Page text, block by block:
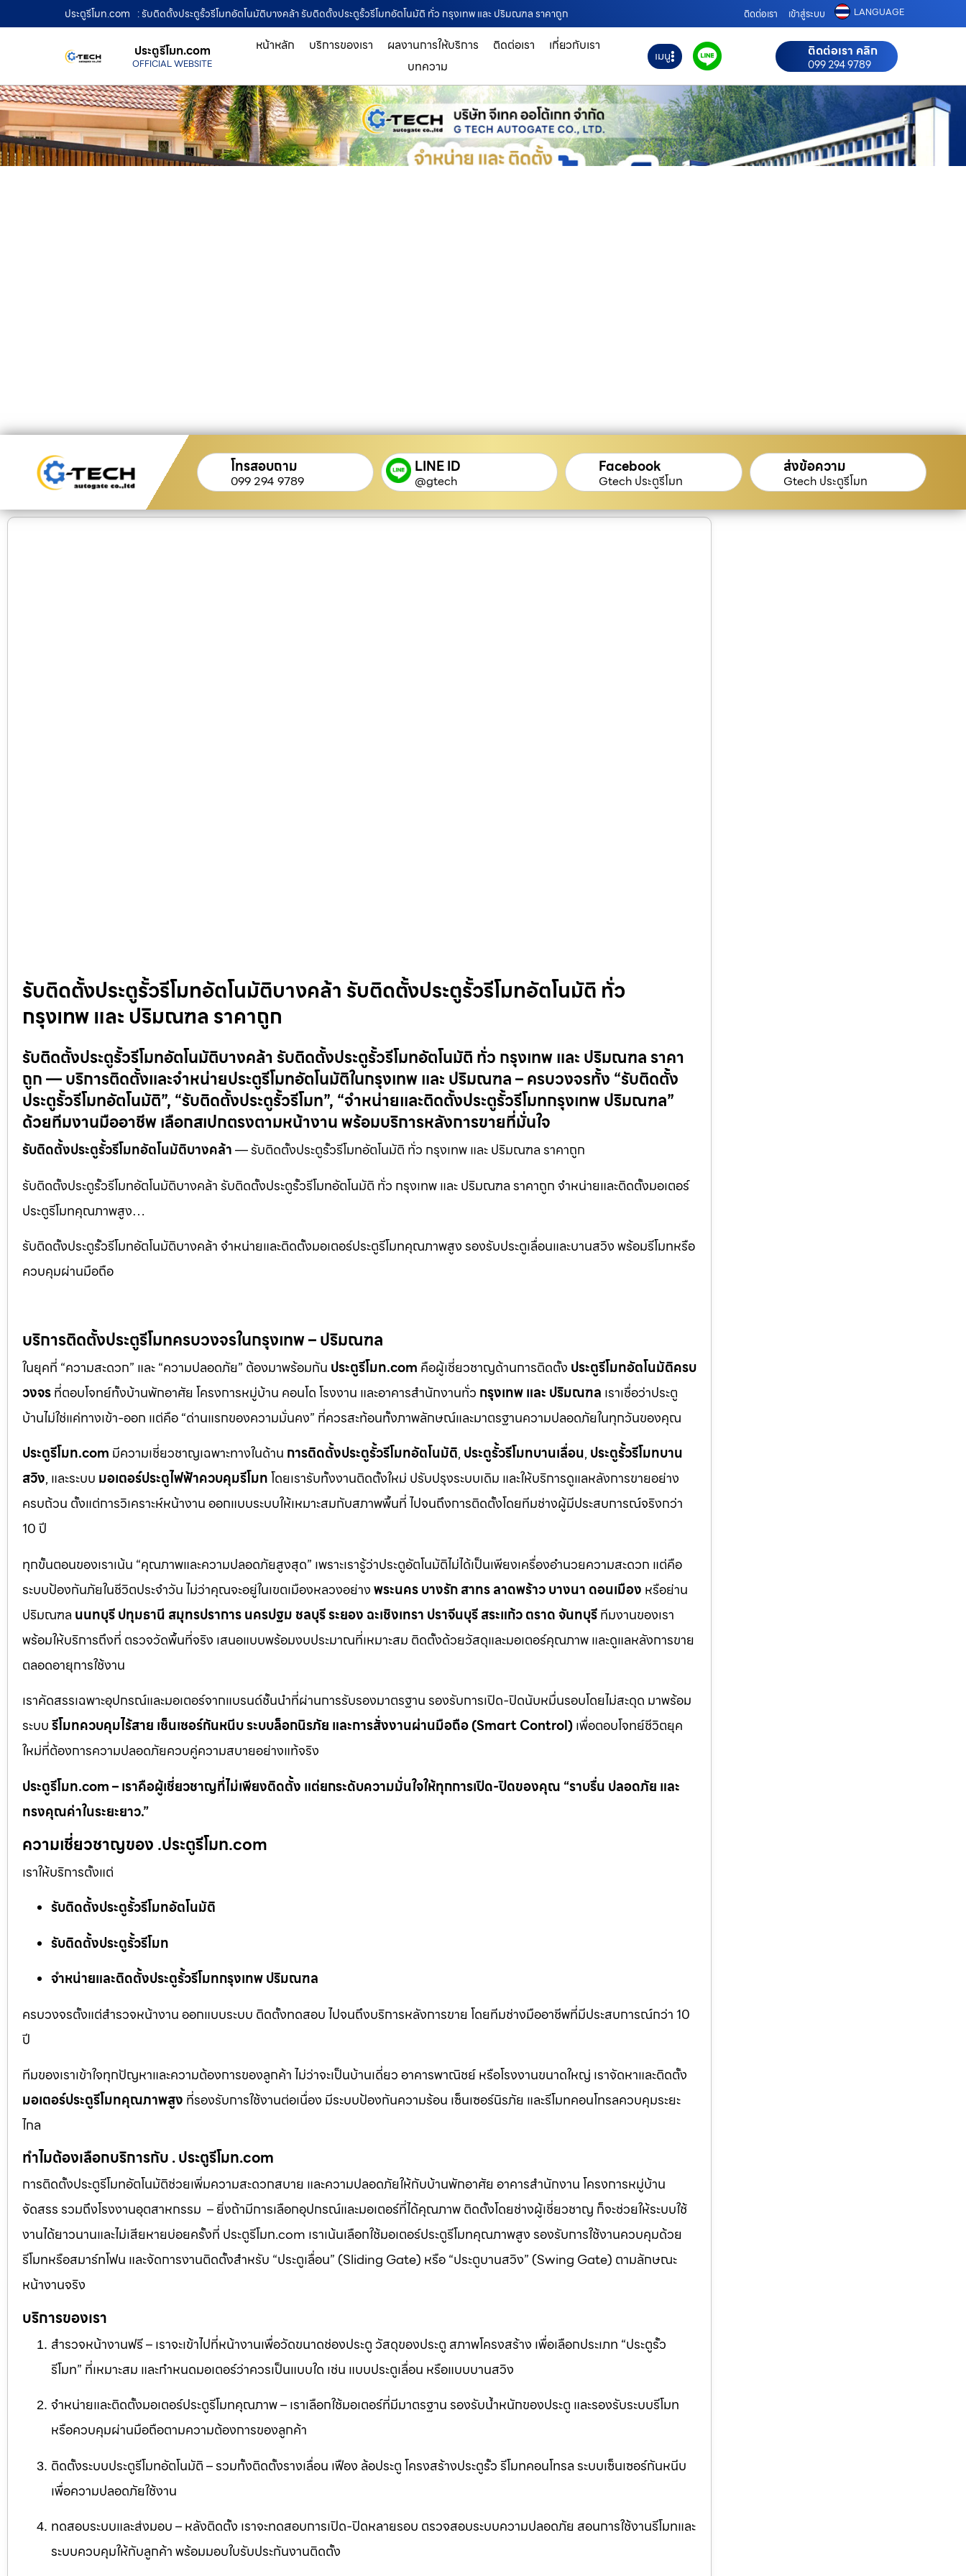
ประตูรีโมท.com : รับติดตั้งประตูรั้วรีโมทอัตโนมัติบางคล้า รับติดตั้งประตูรั้วรีโมทอัตโนมัติ ทั่ว กรุงเทพ และ ปริมณฑล ราคาถูก ติดต่อเรา เข้าสู่ระบบ LANGUAGE
ประตูรีโมท.com
OFFICIAL WEBSITE
หน้าหลัก บริการของเรา ผลงานการให้บริการ ติดต่อเรา
เกี่ยวกับเรา
บทความ
เมนู ติดต่อเรา คลิก
099 294 9789
โทรสอบถาม
099 294 9789
LINE ID
@gtech
Facebook
Gtech ประตูรีโมท
ส่งข้อความ
Gtech ประตูรีโมท
รับติดตั้งประตูรั้วรีโมทอัตโนมัติบางคล้า รับติดตั้งประตูรั้วรีโมทอัตโนมัติ ทั่ว
กรุงเทพ และ ปริมณฑล ราคาถูก
รับติดตั้งประตูรั้วรีโมทอัตโนมัติบางคล้า รับติดตั้งประตูรั้วรีโมทอัตโนมัติ ทั่ว กรุงเทพ และ ปริมณฑล ราคา
ถูก — บริการติดตั้งและจำหน่ายประตูรีโมทอัตโนมัติในกรุงเทพ และ ปริมณฑล – ครบวงจรทั้ง “รับติดตั้ง
ประตูรั้วรีโมทอัตโนมัติ”, “รับติดตั้งประตูรั้วรีโมท”, “จำหน่ายและติดตั้งประตูรั้วรีโมทกรุงเทพ ปริมณฑล”
ด้วยทีมงานมืออาชีพ เลือกสเปกตรงตามหน้างาน พร้อมบริการหลังการขายที่มั่นใจ
รับติดตั้งประตูรั้วรีโมทอัตโนมัติบางคล้า— รับติดตั้งประตูรั้วรีโมทอัตโนมัติ ทั่ว กรุงเทพ และ ปริมณฑล ราคาถูก
รับติดตั้งประตูรั้วรีโมทอัตโนมัติบางคล้า รับติดตั้งประตูรั้วรีโมทอัตโนมัติ ทั่ว กรุงเทพ และ ปริมณฑล ราคาถูก จำหน่ายและติดตั้งมอเตอร์
ประตูรีโมทคุณภาพสูง…
รับติดตั้งประตูรั้วรีโมทอัตโนมัติบางคล้า จำหน่ายและติดตั้งมอเตอร์ประตูรีโมทคุณภาพสูง รองรับประตูเลื่อนและบานสวิง พร้อมรีโมทหรือ
ควบคุมผ่านมือถือ
บริการติดตั้งประตูรีโมทครบวงจรในกรุงเทพ – ปริมณฑล
ในยุคที่ “ความสะดวก” และ “ความปลอดภัย” ต้องมาพร้อมกัน ประตูรีโมท.com คือผู้เชี่ยวชาญด้านการติดตั้ง ประตูรีโมทอัตโนมัติครบ
วงจรที่ตอบโจทย์ทั้งบ้านพักอาศัย โครงการหมู่บ้าน คอนโด โรงงาน และอาคารสำนักงานทั่ว กรุงเทพ และ ปริมณฑล เราเชื่อว่าประตู
บ้านไม่ใช่แค่ทางเข้า-ออก แต่คือ “ด่านแรกของความมั่นคง” ที่ควรสะท้อนทั้งภาพลักษณ์และมาตรฐานความปลอดภัยในทุกวันของคุณ
ประตูรีโมท.com มีความเชี่ยวชาญเฉพาะทางในด้าน การติดตั้งประตูรั้วรีโมทอัตโนมัติ, ประตูรั้วรีโมทบานเลื่อน, ประตูรั้วรีโมทบาน
สวิง, และระบบ มอเตอร์ประตูไฟฟ้าควบคุมรีโมทโดยเรารับทั้งงานติดตั้งใหม่ ปรับปรุงระบบเดิม และให้บริการดูแลหลังการขายอย่าง
ครบถ้วน ตั้งแต่การวิเคราะห์หน้างาน ออกแบบระบบให้เหมาะสมกับสภาพพื้นที่ ไปจนถึงการติดตั้งโดยทีมช่างผู้มีประสบการณ์จริงกว่า
10 ปี
ทุกขั้นตอนของเราเน้น “คุณภาพและความปลอดภัยสูงสุด” เพราะเรารู้ว่าประตูอัตโนมัติไม่ได้เป็นเพียงเครื่องอำนวยความสะดวก แต่คือ
ระบบป้องกันภัยในชีวิตประจำวัน ไม่ว่าคุณจะอยู่ในเขตเมืองหลวงอย่างพระนคร บางรัก สาทร ลาดพร้าว บางนา ดอนเมือง หรือย่าน
ปริมณฑล นนทบุรี ปทุมธานี สมุทรปราการ นครปฐม ชลบุรี ระยอง ฉะเชิงเทรา ปราจีนบุรี สระแก้ว ตราด จันทบุรีทีมงานของเรา
พร้อมให้บริการถึงที่ ตรวจวัดพื้นที่จริง เสนอแบบพร้อมงบประมาณที่เหมาะสม ติดตั้งด้วยวัสดุและมอเตอร์คุณภาพ และดูแลหลังการขาย
ตลอดอายุการใช้งาน
เราคัดสรรเฉพาะอุปกรณ์และมอเตอร์จากแบรนด์ชั้นนำที่ผ่านการรับรองมาตรฐาน รองรับการเปิด-ปิดนับหมื่นรอบโดยไม่สะดุด มาพร้อม
ระบบรีโมทควบคุมไร้สาย เซ็นเซอร์กันหนีบ ระบบล็อกนิรภัย และการสั่งงานผ่านมือถือ (Smart Control)เพื่อตอบโจทย์ชีวิตยุค
ใหม่ที่ต้องการความปลอดภัยควบคู่ความสบายอย่างแท้จริง
ประตูรีโมท.com – เราคือผู้เชี่ยวชาญที่ไม่เพียงติดตั้ง แต่ยกระดับความมั่นใจให้ทุกการเปิด-ปิดของคุณ “ราบรื่น ปลอดภัย และ
ทรงคุณค่าในระยะยาว.”
ความเชี่ยวชาญของ .ประตูรีโมท.com
เราให้บริการตั้งแต่
รับติดตั้งประตูรั้วรีโมทอัตโนมัติ
รับติดตั้งประตูรั้วรีโมท
จำหน่ายและติดตั้งประตูรั้วรีโมทกรุงเทพ ปริมณฑล
ครบวงจรตั้งแต่สำรวจหน้างาน ออกแบบระบบ ติดตั้งทดสอบ ไปจนถึงบริการหลังการขาย โดยทีมช่างมืออาชีพที่มีประสบการณ์กว่า 10
ปี
ทีมของเราเข้าใจทุกปัญหาและความต้องการของลูกค้า ไม่ว่าจะเป็นบ้านเดี่ยว อาคารพาณิชย์ หรือโรงงานขนาดใหญ่ เราจัดหาและติดตั้ง
มอเตอร์ประตูรีโมทคุณภาพสูง ที่รองรับการใช้งานต่อเนื่อง มีระบบป้องกันความร้อน เซ็นเซอร์นิรภัย และรีโมทคอนโทรลควบคุมระยะ
ไกล
ทำไมต้องเลือกบริการกับ . ประตูรีโมท.com
การติดตั้งประตูรีโมทอัตโนมัติช่วยเพิ่มความสะดวกสบาย และความปลอดภัยให้กับบ้านพักอาศัย อาคารสำนักงาน โครงการหมู่บ้าน
จัดสรร รวมถึงโรงงานอุตสาหกรรม – ยิ่งถ้ามีการเลือกอุปกรณ์และมอเตอร์ที่ได้คุณภาพ ติดตั้งโดยช่างผู้เชี่ยวชาญ ก็จะช่วยให้ระบบใช้
งานได้ยาวนานและไม่เสียหายบ่อยครั้งที่ ประตูรีโมท.com เราเน้นเลือกใช้มอเตอร์ประตูรีโมทคุณภาพสูง รองรับการใช้งานควบคุมด้วย
รีโมทหรือสมาร์ทโฟน และจัดการงานติดตั้งสำหรับ “ประตูเลื่อน” (Sliding Gate) หรือ “ประตูบานสวิง” (Swing Gate) ตามลักษณะ
หน้างานจริง
บริการของเรา
สำรวจหน้างานฟรี – เราจะเข้าไปที่หน้างานเพื่อวัดขนาดช่องประตู วัสดุของประตู สภาพโครงสร้าง เพื่อเลือกประเภท “ประตูรั้ว
รีโมท” ที่เหมาะสม และกำหนดมอเตอร์ว่าควรเป็นแบบใด เช่น แบบประตูเลื่อน หรือแบบบานสวิง
จำหน่ายและติดตั้งมอเตอร์ประตูรีโมทคุณภาพ – เราเลือกใช้มอเตอร์ที่มีมาตรฐาน รองรับน้ำหนักของประตู และรองรับระบบรีโมท
หรือควบคุมผ่านมือถือตามความต้องการของลูกค้า
ติดตั้งระบบประตูรีโมทอัตโนมัติ – รวมทั้งติดตั้งรางเลื่อน เฟือง ล้อประตู โครงสร้างประตูรั้ว รีโมทคอนโทรล ระบบเซ็นเซอร์กันหนีบ
เพื่อความปลอดภัยใช้งาน
ทดสอบระบบและส่งมอบ – หลังติดตั้ง เราจะทดสอบการเปิด-ปิดหลายรอบ ตรวจสอบระบบความปลอดภัย สอนการใช้งานรีโมทและ
ระบบควบคุมให้กับลูกค้า พร้อมมอบใบรับประกันงานติดตั้ง